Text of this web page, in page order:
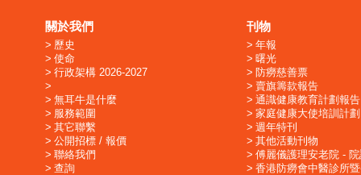
關於我們
歷史
使命
行政架構 2026-2027
無耳牛是什麼
服務範圍
其它聯繫
公開招標 / 報價
聯絡我們
查詢
刊物
年報
曙光
防癆慈善票
賣旗籌款報告
通識健康教育計劃報告
家庭健康大使培訓計劃
週年特刊
其他活動刊物
傅麗儀護理安老院 -
香港防癆會中醫診所